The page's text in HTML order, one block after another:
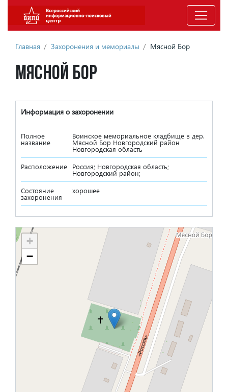
Главная / Захоронения и мемориалы / Мясной Бор
Мясной Бор
Информация о захоронении
Полное
название
Воинское мемориальное кладбище в дер.
Мясной Бор Новгородский район
Новгородская область
Расположение
Россия; Новгородская область;
Новгородский район;
Состояние
захоронения
хорошее
+
−